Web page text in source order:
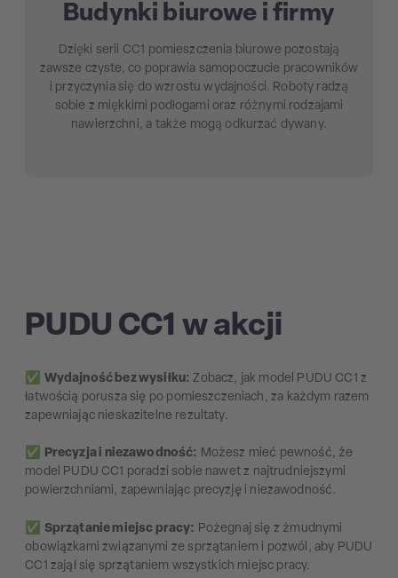
Budynki biurowe i firmy
Dzięki serii CC1 pomieszczenia biurowe pozostają
zawsze czyste, co poprawia samopoczucie pracowników
i przyczynia się do wzrostu wydajności. Roboty radzą
sobie z miękkimi podłogami oraz różnymi rodzajami
nawierzchni, a także mogą odkurzać dywany.
PUDU CC1 w akcji
✅ Wydajność bez wysiłku: Zobacz, jak model PUDU CC1 z
łatwością porusza się po pomieszczeniach, za każdym razem
zapewniając nieskazitelne rezultaty.
✅ Precyzja i niezawodność: Możesz mieć pewność, że
model PUDU CC1 poradzi sobie nawet z najtrudniejszymi
powierzchniami, zapewniając precyzję i niezawodność.
✅ Sprzątanie miejsc pracy: Pożegnaj się z żmudnymi
obowiązkami związanymi ze sprzątaniem i pozwól, aby PUDU
CC1 zajął się sprzątaniem wszystkich miejsc pracy.